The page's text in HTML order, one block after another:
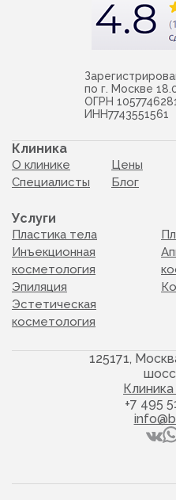
по г. Москве
ОГРН
ИНН7743551561
Клиника
О клинике Цены
Специалисты
Блог
Услуги
Пластика тела
Инъекционная
косметология
Эпиляция
Эстетическая
косметология
125171,
+7 495